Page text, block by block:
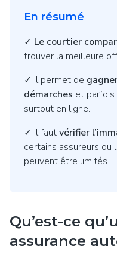
En résumé
✓ Le courtier
trouver la meilleure
✓ Il permet de
démarches et parfois
surtout en ligne.
✓ Il fautvérifier
certains assureurs ou
peuvent être limités.
Qu’est-ce
assurance